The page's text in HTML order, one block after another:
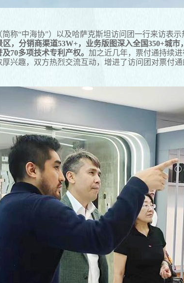
称“中海协”）以及哈萨克斯坦访问团一行来访表
区，分销商渠道53W+，业务版图深入全国350+城
70多项技术专利产权。加之近几年，票付通持续
兴趣，双方热烈交流互动，增进了访问团对票付通